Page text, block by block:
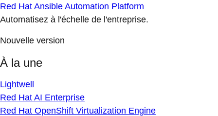
Red Hat Ansible Automation Platform
Automatisez à l'échelle de l'entreprise.
Nouvelle version
À la une
Lightwell
Red Hat AI Enterprise
Red Hat OpenShift Virtualization Engine